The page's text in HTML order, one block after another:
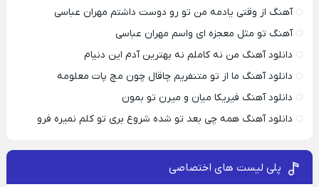
آهنگ از وقتی یادمه من تو رو دوست داشتم مهران عباسی
آهنگ تو مثل معجزه ای واسم مهران عباسی
دانلود آهنگ من نه کاملم نه بهترین آدم این دنیام
دانلود آهنگ ما از تو متنفریم چاقال چون مچ پات معلومه
دانلود آهنگ فیریکا میان و میرن تو بمون
دانلود آهنگ همه چی بعد تو شده شروع بری تو کلم نمیره فرو
پلی لیست های اختصاصی